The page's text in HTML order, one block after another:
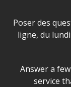
Poser des
ligne, du
Answer a
service